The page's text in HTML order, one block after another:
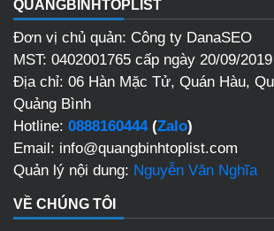
QUANGBINHTOPLIST
Đơn vị chủ quản: Công ty DanaSEO
MST: 0402001765 cấp ngày 20/09/2019
Địa chỉ: 06 Hàn Mặc Tử, Quán Hàu,
Quảng Bình
Hotline: 0888160444(Zalo)
Email: info@quangbinhtoplist.com
Quản lý nội dung: Nguyễn Văn Nghĩa
VỀ CHÚNG TÔI